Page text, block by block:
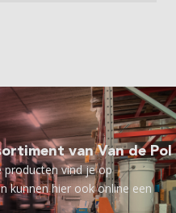
van Van de Pol
producten vind je op
kunnen hier ook online een